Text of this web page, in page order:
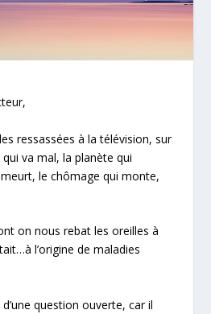
ressassées à la télévision, sur
va mal, la planète qui
le chômage qui monte,
on nous rebat les oreilles à
l’origine de maladies
d’une questionouverte, car il